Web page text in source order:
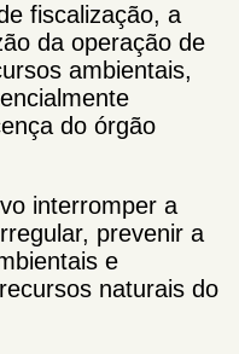
fiscalização, a
da operação de
ambientais,
do órgão
interromper a
prevenir a
e
naturais do